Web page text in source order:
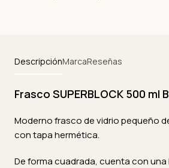
DescripciónMarcaReseñas
Frasco SUPERBLOCK 500 ml
Moderno frasco de vidrio pequeño
con tapa hermética.
De forma cuadrada, cuenta con